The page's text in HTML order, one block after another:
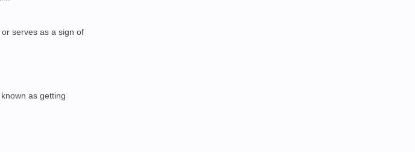
or serves as a sign of
known as getting